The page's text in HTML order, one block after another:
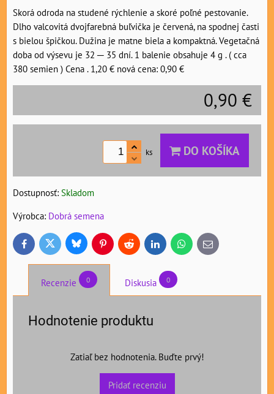
Skorá odroda na studené rýchlenie a skoré poľné pestovanie.
Dlho valcovitá dvojfarebná buľvička je červená, na spodnej časti
s bielou špičkou. Dužina je matne biela a kompaktná. Vegetačná
doba od výsevu je 32 ─ 35 dní. 1 balenie obsahuje 4 g . ( cca
380 semien ) Cena . 1,20 € nová cena: 0,90 €
0,90 €
ks DO KOŠÍKA
Dostupnosť: Skladom
Výrobca: Dobrá semena
FacebookTwitter BlueskyPinterestReddit LinkedInWhatsApp
E-
mail
Recenzie 0 Diskusia 0
Hodnotenie produktu
Zatiaľ bez hodnotenia. Buďte prvý!
Pridať recenziu